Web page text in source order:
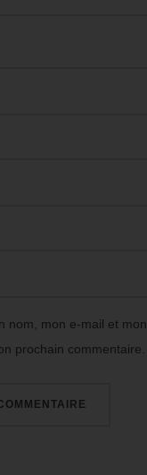
nom, mon e-mail et
prochain commentaire.